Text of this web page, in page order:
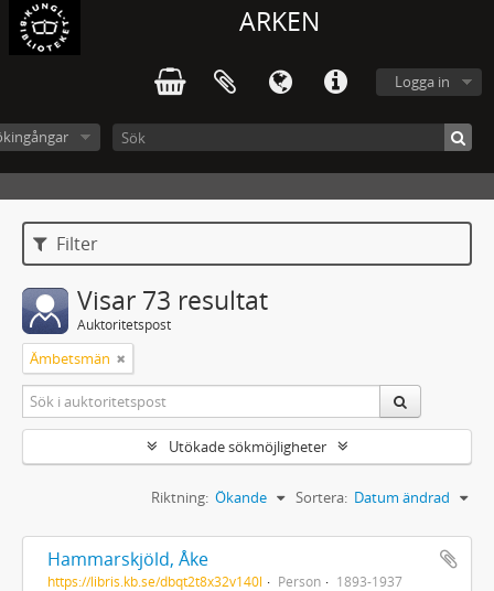
ARKEN
Logga in
Filter
Visar 73 resultat
Auktoritetspost
Ämbetsmän
Utökade sökmöjligheter
Sortera: Datum ändrad
Riktning: Ökande
Hammarskjöld, Åke
https://libris.kb.se/dbqt2t8x32v140l Person 1893-1937